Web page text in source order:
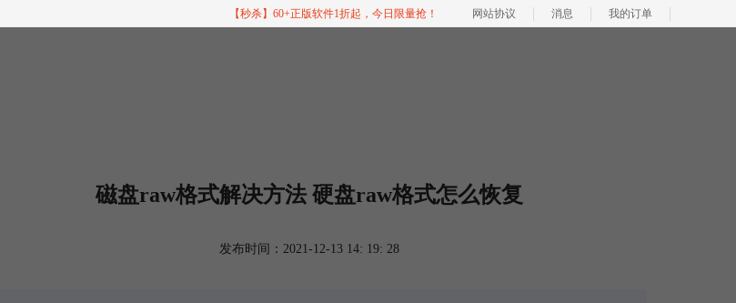
【秒杀】60+正版软件1折起，今日限量抢！ 网站协议 消息 我的订单
磁盘raw格式解决方法 硬盘raw格式怎么恢复
发布时间：2021-12-13 14: 19: 28